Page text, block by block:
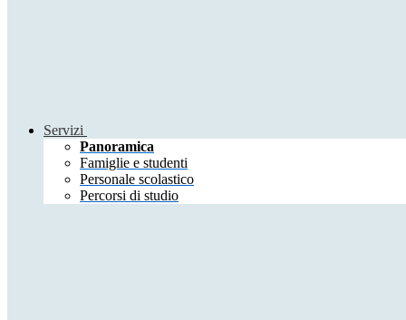
Servizi
Panoramica
Famiglie e studenti
Personale scolastico
Percorsi di studio